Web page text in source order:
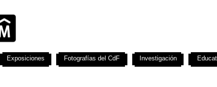
Exposiciones Fotografías del CdF Investigación